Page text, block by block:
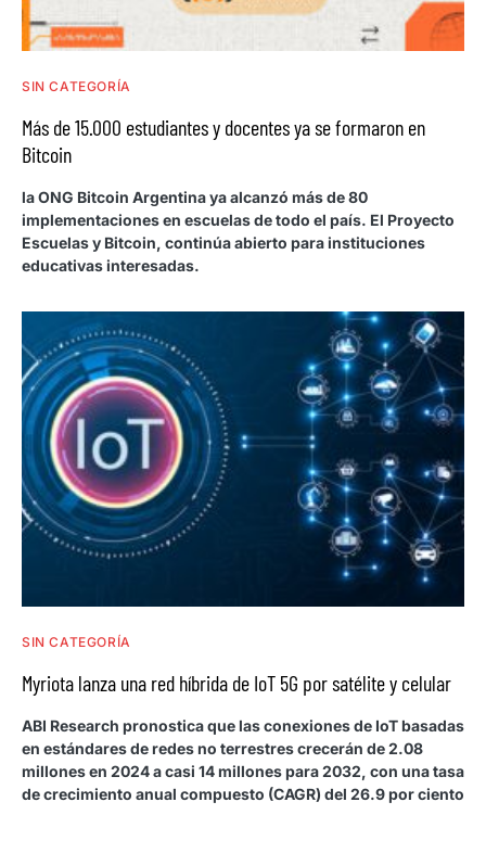
SIN CATEGORÍA
Más de 15.000 estudiantes y docentes ya se formaron en
Bitcoin
la ONG Bitcoin Argentina ya alcanzó más de 80
implementaciones en escuelas de todo el país. El Proyecto
Escuelas y Bitcoin, continúa abierto para instituciones
educativas interesadas.
SIN CATEGORÍA
Myriota lanza una red híbrida de IoT 5G por satélite y celular
ABI Research pronostica que las conexiones de IoT basadas
en estándares de redes no terrestres crecerán de 2.08
millones en 2024 a casi 14 millones para 2032, con una tasa
de crecimiento anual compuesto (CAGR) del 26.9 por ciento